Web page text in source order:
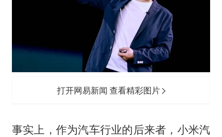
打开网易新闻 查看精彩图片
事实上，作为汽车行业的后来者，小米汽